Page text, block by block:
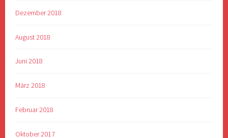
Dezember 2018
August 2018
Juni 2018
März 2018
Februar 2018
Oktober 2017